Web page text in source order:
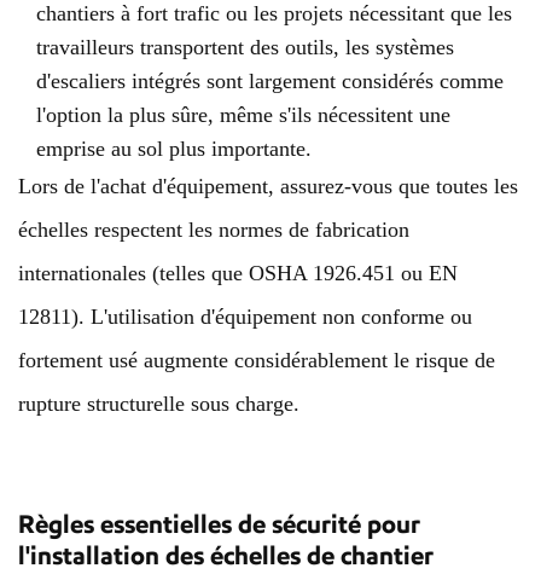
chantiers à fort trafic ou les projets nécessitant que les
travailleurs transportent des outils, les systèmes
d'escaliers intégrés sont largement considérés comme
l'option la plus sûre, même s'ils nécessitent une
emprise au sol plus importante.
Lors de l'achat d'équipement, assurez-vous que toutes les
échelles respectent les normes de fabrication
internationales (telles que OSHA 1926.451 ou EN
12811). L'utilisation d'équipement non conforme ou
fortement usé augmente considérablement le risque de
rupture structurelle sous charge.
Règles essentielles de sécurité pour
l'installation des échelles de chantier